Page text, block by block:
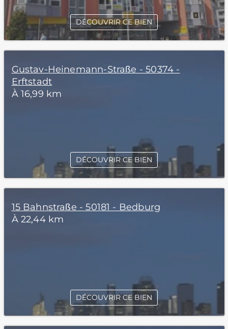
DÉCOUVRIR CE BIEN
Gustav-Heinemann-Straße - 50374 -
Erftstadt
À 16,99 km
DÉCOUVRIR CE BIEN
15 Bahnstraße - 50181 - Bedburg
À 22,44 km
DÉCOUVRIR CE BIEN